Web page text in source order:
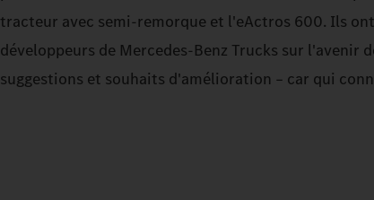
tracteur avec semi-remorque et l'eActros 600. Ils
développeurs de Mercedes-Benz Trucks sur
suggestions et souhaits d'amélioration – car qui